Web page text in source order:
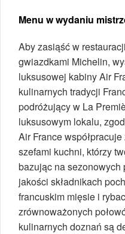
Menu w wydaniu
Aby zasiąść w
gwiazdkami Michelin,
luksusowej kabiny Air
kulinarnych tradycji
podróżujący w La
luksusowym lokalu,
Air France
szefami kuchni, którzy
bazując na
jakości składnikach
francuskim mięsie i
zrównoważonych
kulinarnych doznań są